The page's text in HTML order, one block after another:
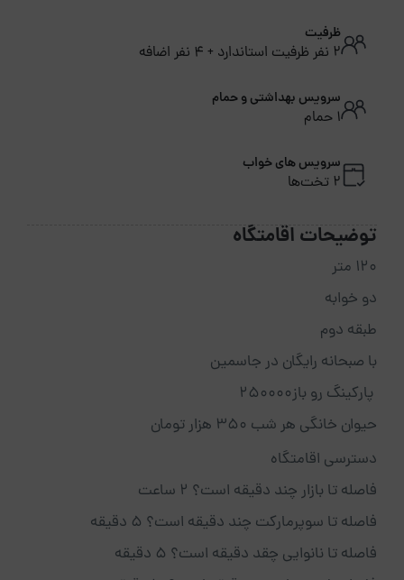
ظرفیت
2 نفر ظرفیت استاندارد + 4 نفر اضافه
سرویس بهداشتی و حمام
1 حمام
سرویس های خواب
2 تخت‌ها
توضیحات اقامتگاه
۱۲۰ متر
دو خوابه
طبقه دوم
با صبحانه رایگان در جاسمین
پارکینگ رو باز250000
حیوان خانگی هر شب 350 هزار تومان
دسترسی اقامتگاه
فاصله تا بازار چند دقیقه است؟ 2 ساعت
فاصله تا سوپرمارکت چند دقیقه است؟ 5 دقیقه
فاصله تا نانوایی چقد دقیقه است؟ 5 دقیقه